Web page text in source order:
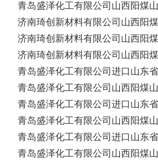
青岛盛泽化工有限公司 山西阳煤
济南琦创新材料有限公司 山西阳煤
济南琦创新材料有限公司 山西阳煤
济南琦创新材料有限公司 山西阳煤
青岛盛泽化工有限公司 进口山东省
青岛盛泽化工有限公司 山西阳煤
青岛盛泽化工有限公司 进口山东省
青岛盛泽化工有限公司 山西阳煤
青岛盛泽化工有限公司 进口山东省
青岛盛泽化工有限公司 山西阳煤